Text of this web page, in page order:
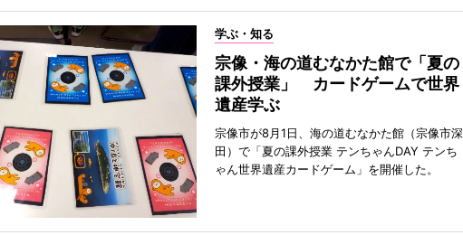
学ぶ・知る
宗像・海の道むなかた館で「夏の
課外授業」 カードゲームで世界
遺産学ぶ
宗像市が8月1日、海の道むなかた館（宗像市深
田）で「夏の課外授業 テンちゃんDAY テンち
ゃん世界遺産カードゲーム」を開催した。